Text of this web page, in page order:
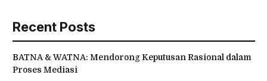
Recent Posts
BATNA & WATNA: Mendorong Keputusan Rasional dalam
Proses Mediasi